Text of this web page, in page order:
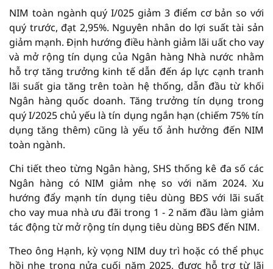
NIM toàn ngành quý I/025 giảm 3 điểm cơ bản so với
quý trước, đạt 2,95%. Nguyên nhân do lợi suất tài sản
giảm mạnh. Định hướng điều hành giảm lãi uất cho vay
và mở rộng tín dụng của Ngân hàng Nhà nước nhằm
hỗ trợ tăng trưởng kinh tế dẫn đến áp lực cạnh tranh
lãi suất gia tăng trên toàn hệ thống, dẫn đầu từ khối
Ngân hàng quốc doanh. Tăng trưởng tín dụng trong
quý I/2025 chủ yếu là tín dụng ngắn hạn (chiếm 75% tín
dụng tăng thêm) cũng là yếu tố ảnh hưởng đến NIM
toàn ngành.
Chi tiết theo từng Ngân hàng, SHS thống kê đa số các
Ngân hàng có NIM giảm nhẹ so với năm 2024. Xu
hướng đẩy mạnh tín dụng tiêu dùng BĐS với lãi suất
cho vay mua nhà ưu đãi trong 1 - 2 năm đầu làm giảm
tác động từ mở rộng tín dụng tiêu dùng BĐS đến NIM.
Theo ông Hạnh, kỳ vọng NIM duy trì hoặc có thể phục
hồi nhẹ trong nửa cuối năm 2025, được hỗ trợ từ lãi